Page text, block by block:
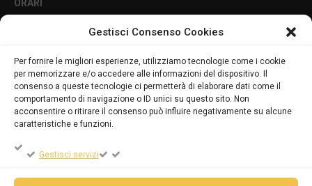
Gestisci Consenso Cookies
Per fornire le migliori esperienze, utilizziamo tecnologie come i cookie
per memorizzare e/o accedere alle informazioni del dispositivo. Il
consenso a queste tecnologie ci permetterà di elaborare dati come il
comportamento di navigazione o ID unici su questo sito. Non
acconsentire o ritirare il consenso può influire negativamente su alcune
caratteristiche e funzioni.
Gestisci servizi
ORARI
PRIVACY E COOKIES
DICHIARAZIONE SULLA PRIVACY (UE)
COOKIE POLICY (UE)